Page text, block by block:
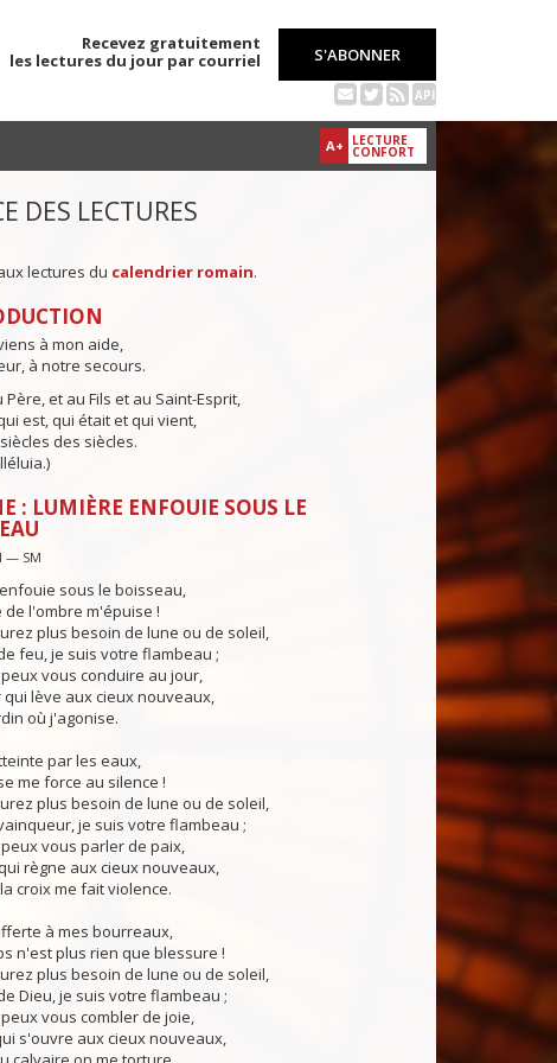
Recevez gratuitement
les lectures du jour par courriel
S'ABONNER
API
A+ LECTURE
CONFORT
DES LECTURES
lectures du calendrier romain.
à mon aide,
à notre secours.
Père, et au Fils et au Saint-Esprit,
est, qui était et qui vient,
des siècles.
: LUMIÈRE ENFOUIE SOUS LE
— SM
sous le boisseau,
de l'ombre m'épuise !
plus besoin de lune ou de soleil,
feu, je suis votre flambeau ;
vous conduire au jour,
qui lève aux cieux nouveaux,
où j'agonise.
par les eaux,
me force au silence !
plus besoin de lune ou de soleil,
je suis votre flambeau ;
vous parler de paix,
règne aux cieux nouveaux,
croix me fait violence.
à mes bourreaux,
n'est plus rien que blessure !
plus besoin de lune ou de soleil,
Dieu, je suis votre flambeau ;
vous combler de joie,
s'ouvre aux cieux nouveaux,